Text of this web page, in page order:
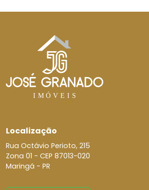
Localização
Rua Octávio Perioto, 215
Zona 01 - CEP 87013-020
Maringá - PR